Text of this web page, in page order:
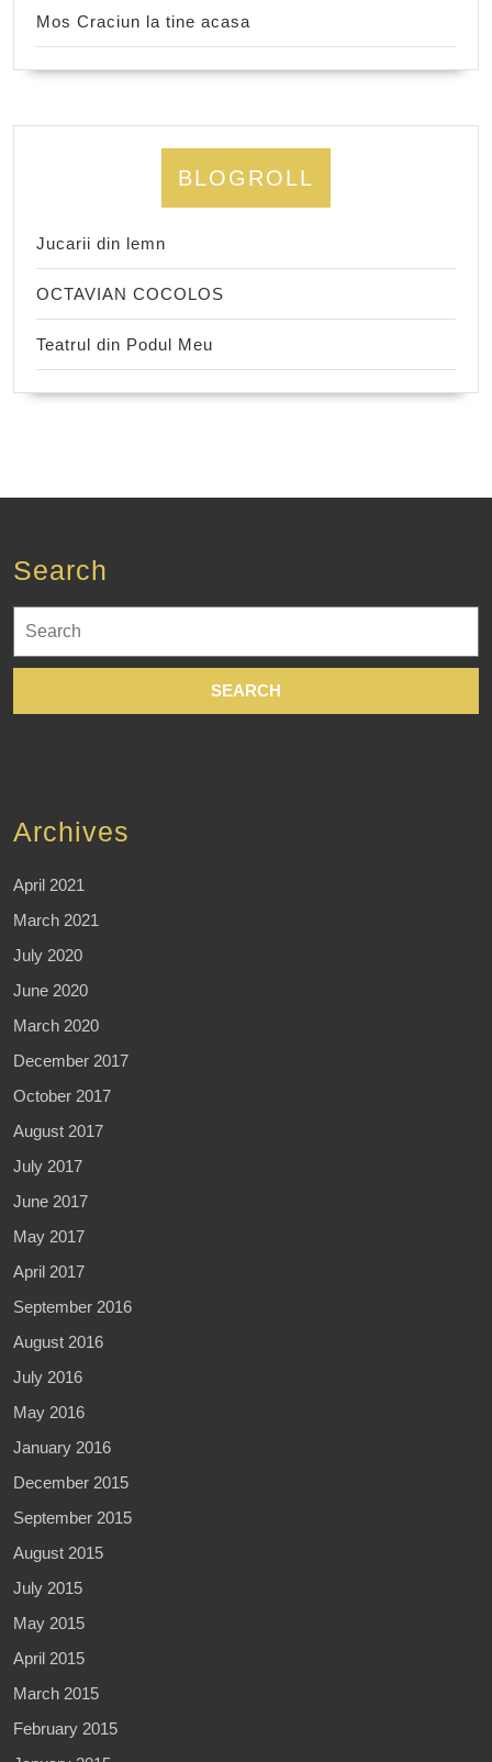
Mos Craciun la tine acasa
BLOGROLL
Jucarii din lemn
OCTAVIAN COCOLOS
Teatrul din Podul Meu
Search
for:
Archives
April 2021
March 2021
July 2020
June 2020
March 2020
December 2017
October 2017
August 2017
July 2017
June 2017
May 2017
April 2017
September 2016
August 2016
July 2016
May 2016
January 2016
December 2015
September 2015
August 2015
July 2015
May 2015
April 2015
March 2015
February 2015